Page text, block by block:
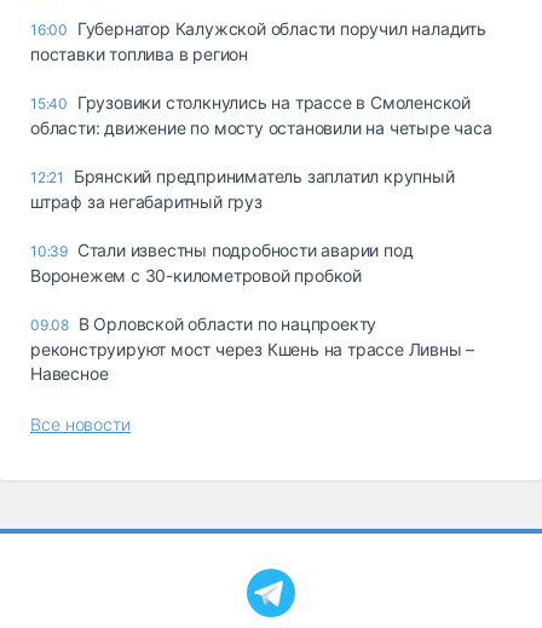
16:00
Губернатор Калужской области поручил наладить
поставки топлива в регион
15:40
Грузовики столкнулись на трассе в Смоленской
области: движение по мосту остановили на четыре часа
12:21
Брянский предприниматель заплатил крупный
штраф за негабаритный груз
10:39 Стали известны подробности аварии под
Воронежем с 30-километровой пробкой
09.08 В Орловской области по нацпроекту
реконструируют мост через Кшень на трассе Ливны –
Навесное
Все новости